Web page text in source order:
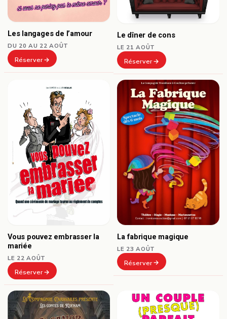
Les langages de l’amour
DU 20 AU 22 AOÛT
Réserver
Le dîner de cons
LE 21 AOÛT
Réserver
Vous pouvez embrasser la
mariée
LE 22 AOÛT
Réserver
La fabrique magique
LE 23 AOÛT
Réserver